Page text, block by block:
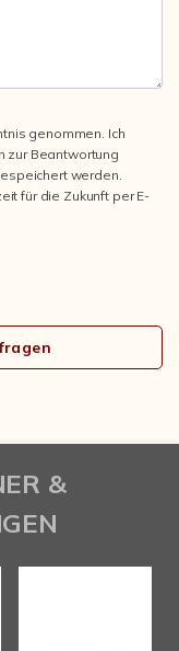
genommen. Ich
zur Beantwortung
werden.
für die Zukunft per E-
&